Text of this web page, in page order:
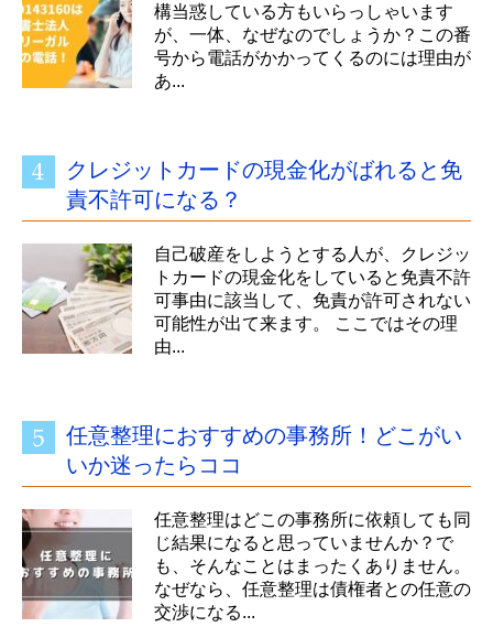
構当惑している方もいらっしゃいます
が、一体、なぜなのでしょうか？この番
号から電話がかかってくるのには理由が
あ...
クレジットカードの現金化がばれると免
責不許可になる？
自己破産をしようとする人が、クレジッ
トカードの現金化をしていると免責不許
可事由に該当して、免責が許可されない
可能性が出て来ます。 ここではその理
由...
任意整理におすすめの事務所！どこがい
いか迷ったらココ
任意整理はどこの事務所に依頼しても同
じ結果になると思っていませんか？で
も、そんなことはまったくありません。
なぜなら、任意整理は債権者との任意の
交渉になる...